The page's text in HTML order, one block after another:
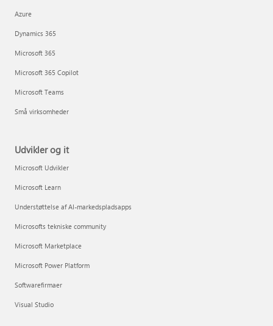
Azure
Dynamics 365
Microsoft 365
Microsoft 365 Copilot
Microsoft Teams
Små virksomheder
Udvikler og it
Microsoft Udvikler
Microsoft Learn
Understøttelse af AI-markedspladsapps
Microsofts tekniske community
Microsoft Marketplace
Microsoft Power Platform
Softwarefirmaer
Visual Studio